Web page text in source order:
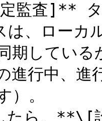
監査]** タ
、ローカ
期してい
進行中、進
）。
たら、**\[